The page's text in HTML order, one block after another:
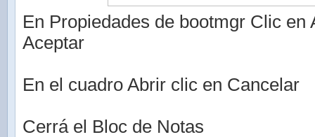
En Propiedades de bootmgr Clic en
Aceptar
En el cuadro Abrir clic en Cancelar
Cerrá el Bloc de Notas